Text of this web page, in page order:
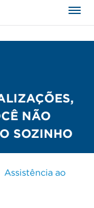
NÃO
SOZINHO
Assistência ao